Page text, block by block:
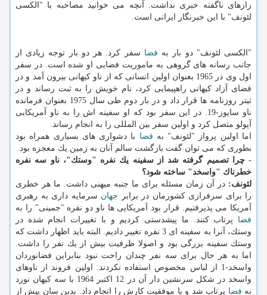
رازهای ناگفته خبری نداشت. آنچه می خوانید مصاحبه با "الكسی
لئونف" با این خبرنگار ایرانی است.
"الكسی لئونف" دو بار به فضا سفر كرد. هر دو بار توجه زیادی از
جانب رسانه های گروهی به ماموریت فضایی او شده است. در سفر
اول وی در 1965 بعنوان اولین انسانی كه از ناو كیهانی بیرون آمد و در
فضای آزاد كیهانی راهپیمایی كرد، نام خویش را به ثبت رساند و در
تیتر روزنامه ها قرار داد و در بار دوم طی سال 1975 بعنوان فرمانده
ناو سایوز-19. در این سفر بود كه او سفینه اش را به ناو آمریكایی
آپولو متصل كرد و اولین سفر بین المللی را به انجام رساند.
اما اولین پرواز "لئونف" به فضا با دشواری های بسیاری همراه بود
بطوری كه می توان گفت بازگشت سالم آنان به زمین یك معجزه بود.
- چرا تصمیم گرفته شد از سفینه یك نفره "وستك"، ناو سه نفره
خطرناك "واسخد" ساخته شود؟
لئونف: در آن زمان مسئله برای ما جنبه میهنی داشت. ما هر خطری
را برای سرفرازی كشورمان در برابر جهان سرمایه داری به رهبری
آمریكا می پذیرفتیم. قرار بود آمریكایی ها ناو دو نفره "جمینی" را به
فضا پرتاب كنند. ما پیشدستی كردیم و با تغییرات انجام شده در
وستك، آنرا به سفینه ای 3 نفره تغییر دادیم. البته باید اظهار داشت كه
وستك سفینه بزرگی بود و اصولا ظرفیت بیش از یك نفر را داشت.
اما به هر حال برای سه نفر چندان راحت نبود بنابراین فضانوردان
واسخد-1 از لباس مخصوص استفاده نكردند. اولین فروند از ناوهای
واسخد در شكل سرنشین دار آن در 12 اكتبر 1964 با سه كیهان نورد
به فضا پرتاب شد و با موفقیت كارش را انجام داد. بدین سان پیش از